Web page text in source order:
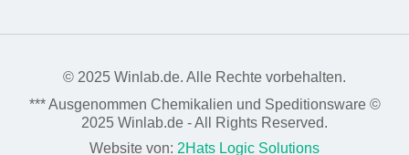
© 2025 Winlab.de. Alle Rechte vorbehalten.
*** Ausgenommen Chemikalien und Speditionsware ©
2025 Winlab.de - All Rights Reserved.
Website von: 2Hats Logic Solutions